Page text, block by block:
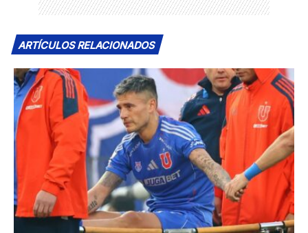
ARTÍCULOS RELACIONADOS